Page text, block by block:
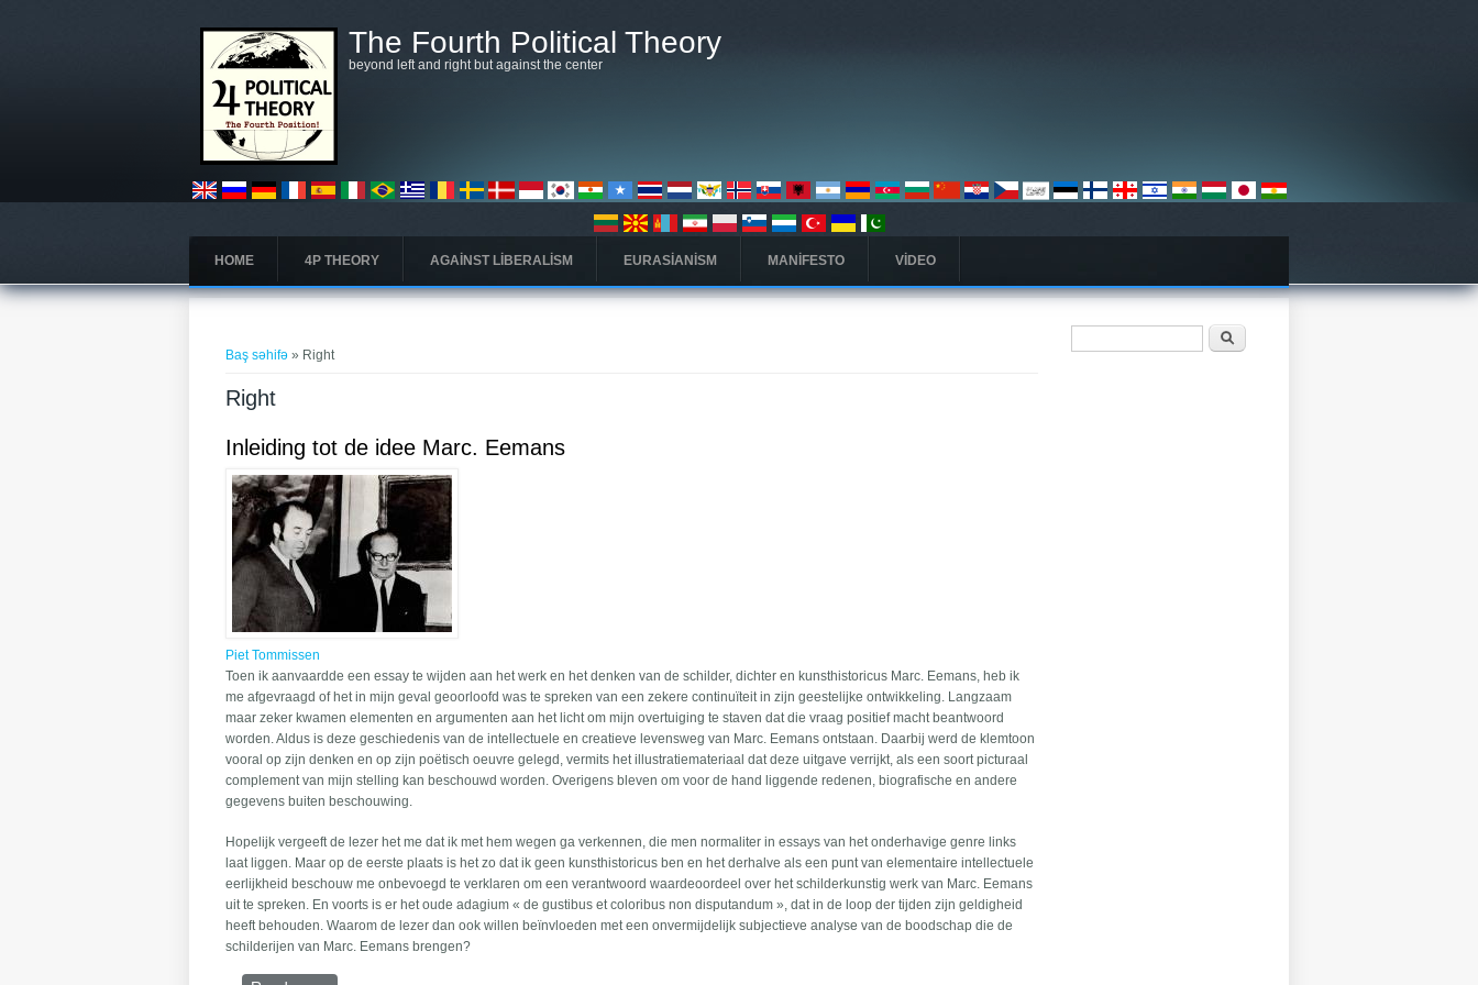
The Fourth Political Theory
beyond left and right but against the center
HOME 4P THEORY AGAINST LIBERALISM EURASIANISM MANIFESTO VIDEO
Baş səhifə » Right
Right
Inleiding tot de idee Marc. Eemans
Piet Tommissen
Toen ik aanvaardde een essay te wijden aan het werk en het denken van de schilder, dichter en kunsthistoricus Marc. Eemans, heb ik
me afgevraagd of het in mijn geval geoorloofd was te spreken van een zekere continuïteit in zijn geestelijke ontwikkeling. Langzaam
maar zeker kwamen elementen en argumenten aan het licht om mijn overtuiging te staven dat die vraag positief macht beantwoord
worden. Aldus is deze geschiedenis van de intellectuele en creatieve levensweg van Marc. Eemans ontstaan. Daarbij werd de klemtoon
vooral op zijn denken en op zijn poëtisch oeuvre gelegd, vermits het illustratiemateriaal dat deze uitgave verrijkt, als een soort picturaal
complement van mijn stelling kan beschouwd worden. Overigens bleven om voor de hand liggende redenen, biografische en andere
gegevens buiten beschouwing.
Hopelijk vergeeft de lezer het me dat ik met hem wegen ga verkennen, die men normaliter in essays van het onderhavige genre links
laat liggen. Maar op de eerste plaats is het zo dat ik geen kunsthistoricus ben en het derhalve als een punt van elementaire intellectuele
eerlijkheid beschouw me onbevoegd te verklaren om een verantwoord waardeoordeel over het schilderkunstig werk van Marc. Eemans
uit te spreken. En voorts is er het oude adagium « de gustibus et coloribus non disputandum », dat in de loop der tijden zijn geldigheid
heeft behouden. Waarom de lezer dan ook willen beïnvloeden met een onvermijdelijk subjectieve analyse van de boodschap die de
schilderijen van Marc. Eemans brengen?
Axtarış forması